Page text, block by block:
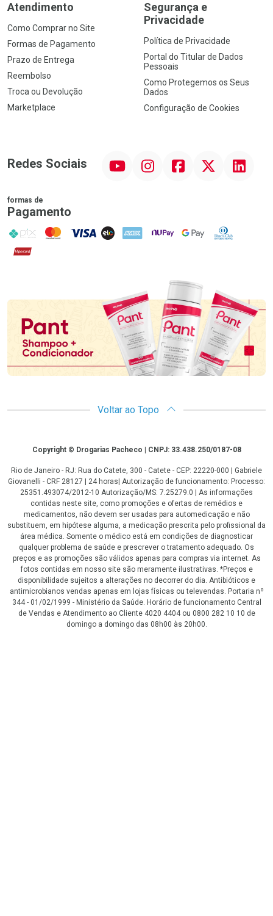
Atendimento
Como Comprar no Site
Formas de Pagamento
Prazo de Entrega
Reembolso
Troca ou Devolução
Marketplace
Segurança e
Privacidade
Política de Privacidade
Portal do Titular de Dados
Pessoais
Como Protegemos os Seus
Dados
Configuração de Cookies
Redes Sociais InstagramFacebookTwitter Linkedin
formas de
Pagamento
PIX MasterCard
VISA ELO AMEX NuPay Google PayDiners Club
Hipercard
Promoção em Destaque
Voltar ao Topo
CopyrightCopyright © Drogarias Pacheco | CNPJ: 33.438.250/0187-08
Rio de Janeiro - RJ: Rua do Catete, 300 - Catete - CEP: 22220-000 | Gabriele
Giovanelli - CRF 28127 | 24 horas| Autorização de funcionamento: Processo:
25351.493074/2012-10 Autorização/MS: 7.25279.0 | As informações
contidas neste site, como promoções e ofertas de remédios e
medicamentos, não devem ser usadas para automedicação e não
substituem, em hipótese alguma, a medicação prescrita pelo profissional da
área médica. Somente o médico está em condições de diagnosticar
qualquer problema de saúde e prescrever o tratamento adequado. Os
preços e as promoções são válidos apenas para compras via internet. As
fotos contidas em nosso site são meramente ilustrativas. *Preços e
disponibilidade sujeitos a alterações no decorrer do dia. Antibióticos e
antimicrobianos vendas apenas em lojas físicas ou televendas. Portaria nº
344 - 01/02/1999 - Ministério da Saúde. Horário de funcionamento Central
de Vendas e Atendimento ao Cliente 4020 4404 ou 0800 282 10 10 de
domingo a domingo das 08h00 às 20h00.